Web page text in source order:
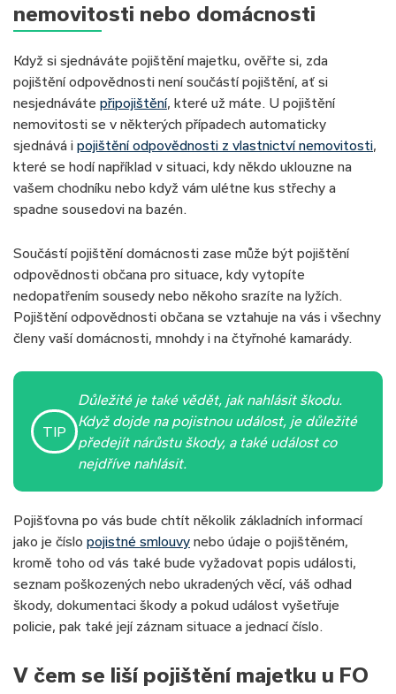
nemovitosti nebo domácnosti
Když si sjednáváte pojištění majetku, ověřte si, zda
pojištění odpovědnosti není součástí pojištění, ať si
nesjednáváte připojištění, které už máte. U pojištění
nemovitosti se v některých případech automaticky
sjednává i pojištění odpovědnosti z vlastnictví nemovitosti
které se hodí například v situaci, kdy někdo uklouzne na
vašem chodníku nebo když vám ulétne kus střechy a
spadne sousedovi na bazén.
Součástí pojištění domácnosti zase může být pojištění
odpovědnosti občana pro situace, kdy vytopíte
nedopatřením sousedy nebo někoho srazíte na lyžích.
Pojištění odpovědnosti občana se vztahuje na vás i všechny
členy vaší domácnosti, mnohdy i na čtyřnohé kamarády.
TIP
Důležité je také vědět, jak nahlásit škodu.
Když dojde na pojistnou událost, je důležité
předejít nárůstu škody, a také událost co
nejdříve nahlásit.
Pojišťovna po vás bude chtít několik základních informací
jako je číslo pojistné smlouvy nebo údaje o pojištěném,
kromě toho od vás také bude vyžadovat popis události,
seznam poškozených nebo ukradených věcí, váš odhad
škody, dokumentaci škody a pokud událost vyšetřuje
policie, pak také její záznam situace a jednací číslo.
V čem se liší pojištění majetku u FO